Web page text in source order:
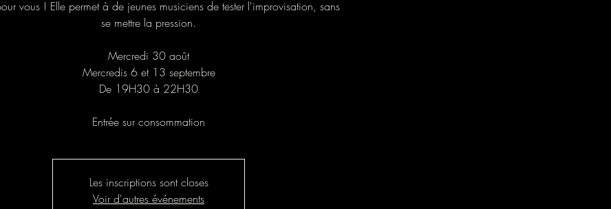
vous ! Elle permet à de jeunes musiciens de tester l'improvisation, sans
se mettre la pression.
Mercredi 30 août
Mercredis 6 et 13 septembre
De 19H30 à 22H30
Entrée sur consommation
Les inscriptions sont closes
Voir d'autres événements